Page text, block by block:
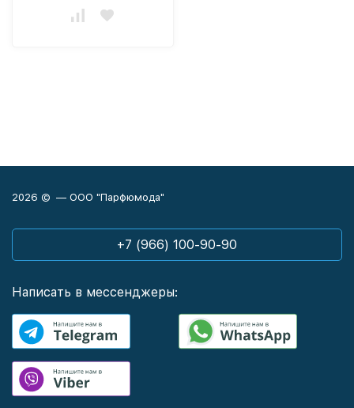
2026 © — ООО "Парфюмода"
+7 (966) 100-90-90
Написать в мессенджеры: